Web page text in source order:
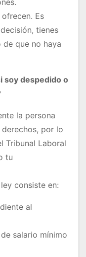
Es
tienes
de que no haya
soy despedido o
la persona
por lo
Tribunal Laboral
tu
consiste en:
al
salario mínimo